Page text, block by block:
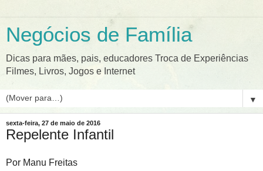
Negócios de Família
Dicas para mães, pais, educadores Troca de Experiências
Filmes, Livros, Jogos e Internet
▼
sexta-feira, 27 de maio de 2016
Repelente Infantil
Por Manu Freitas